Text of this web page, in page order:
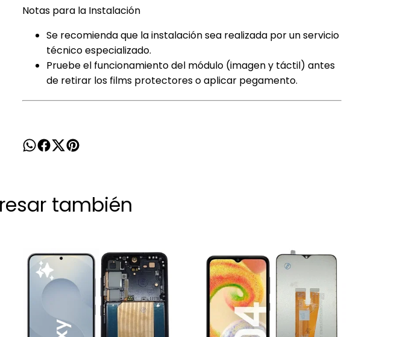
Notas para la Instalación
Se recomienda que la instalación sea realizada por un servicio
técnico especializado.
Pruebe el funcionamiento del módulo (imagen y táctil) antes
de retirar los films protectores o aplicar pegamento.
también